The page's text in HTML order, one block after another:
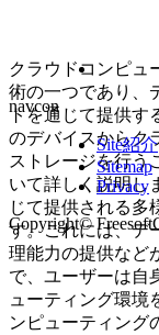
クラウドコンピュ
術の一つであり、
トを通じて提供す
のデバイスからク
ストレージを行う
いて詳しく説明し
じて提供される多
す。これには、デ
理能力の提供など
で、ユーザーは自
ューティング環境
ンピューティング
navcon
Site紹介
Sitemap
Privacy
Copyright©